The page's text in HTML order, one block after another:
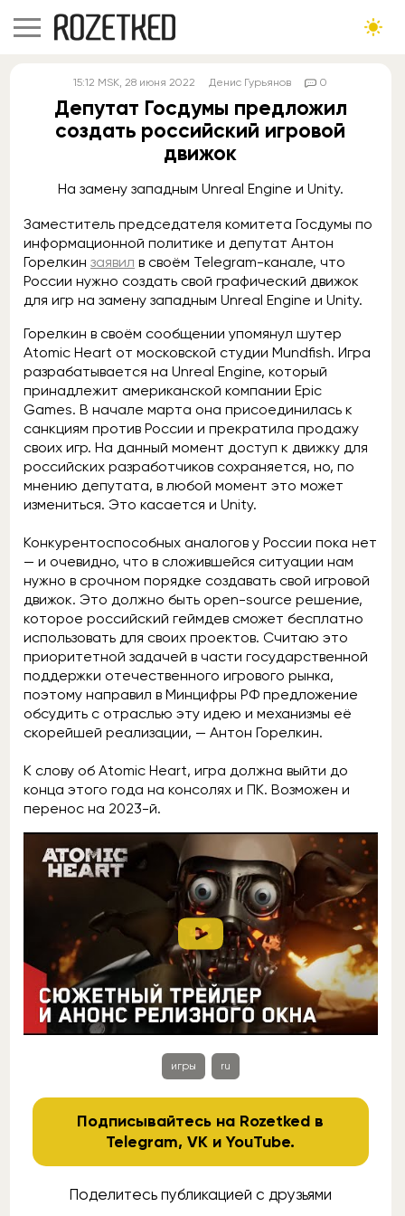
15:12 MSK, 28 июня 2022 Денис Гурьянов 0
Депутат Госдумы предложил
создать российский игровой
движок
На замену западным Unreal Engine и Unity.
Заместитель председателя комитета Госдумы по
информационной политике и депутат Антон
Горелкин заявил в своём Telegram-канале, что
России нужно создать свой графический движок
для игр на замену западным Unreal Engine и Unity.
Горелкин в своём сообщении упомянул шутер
Atomic Heart от московской студии Mundfish. Игра
разрабатывается на Unreal Engine, который
принадлежит американской компании Epic
Games. В начале марта она присоединилась к
санкциям против России и прекратила продажу
своих игр. На данный момент доступ к движку для
российских разработчиков сохраняется, но, по
мнению депутата, в любой момент это может
измениться. Это касается и Unity.
Конкурентоспособных аналогов у России пока нет
— и очевидно, что в сложившейся ситуации нам
нужно в срочном порядке создавать свой игровой
движок. Это должно быть open-source решение,
которое российский геймдев сможет бесплатно
использовать для своих проектов. Считаю это
приоритетной задачей в части государственной
поддержки отечественного игрового рынка,
поэтому направил в Минцифры РФ предложение
обсудить с отраслью эту идею и механизмы её
скорейшей реализации, — Антон Горелкин.
К слову об Atomic Heart, игра должна выйти до
конца этого года на консолях и ПК. Возможен и
перенос на 2023-й.
игры ru
Подписывайтесь на Rozetked в
Telegram,VK иYouTube.
Поделитесь публикацией с друзьями